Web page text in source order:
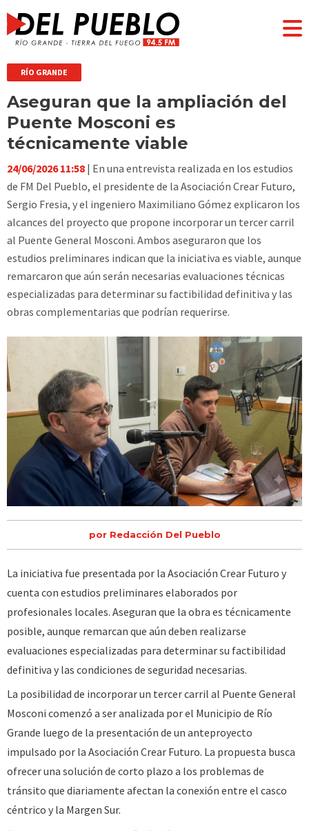
RÍO GRANDE
Aseguran que la ampliación del
Puente Mosconi es
técnicamente viable
24/06/2026 11:58 | En una entrevista realizada en los estudios
de FM Del Pueblo, el presidente de la Asociación Crear Futuro,
Sergio Fresia, y el ingeniero Maximiliano Gómez explicaron los
alcances del proyecto que propone incorporar un tercer carril
al Puente General Mosconi. Ambos aseguraron que los
estudios preliminares indican que la iniciativa es viable, aunque
remarcaron que aún serán necesarias evaluaciones técnicas
especializadas para determinar su factibilidad definitiva y las
obras complementarias que podrían requerirse.
por Redacción Del Pueblo
La iniciativa fue presentada por la Asociación Crear Futuro y
cuenta con estudios preliminares elaborados por
profesionales locales. Aseguran que la obra es técnicamente
posible, aunque remarcan que aún deben realizarse
evaluaciones especializadas para determinar su factibilidad
definitiva y las condiciones de seguridad necesarias.
La posibilidad de incorporar un tercer carril al Puente General
Mosconi comenzó a ser analizada por el Municipio de Río
Grande luego de la presentación de un anteproyecto
impulsado por la Asociación Crear Futuro. La propuesta busca
ofrecer una solución de corto plazo a los problemas de
tránsito que diariamente afectan la conexión entre el casco
céntrico y la Margen Sur.